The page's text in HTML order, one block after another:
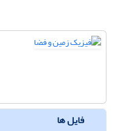
فایل ها